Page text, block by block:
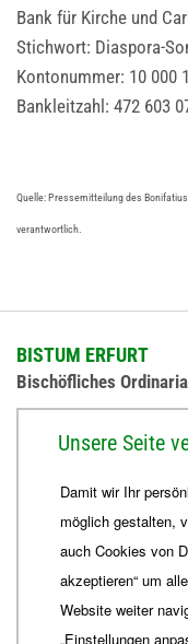
Bank für Kirche und
Stichwort: Diaspora-
Kontonummer: 10 000
Bankleitzahl: 472 603
Quelle: Pressemitteilung des
verantwortlich.
BISTUM ERFURT
Bischöfliches
+49 361 6572-444
ordinariat
Unsere Seite
Damit wir Ihr
möglich gestalten,
auch Cookies von
akzeptieren“ um
Website weiter
„Einstellungen